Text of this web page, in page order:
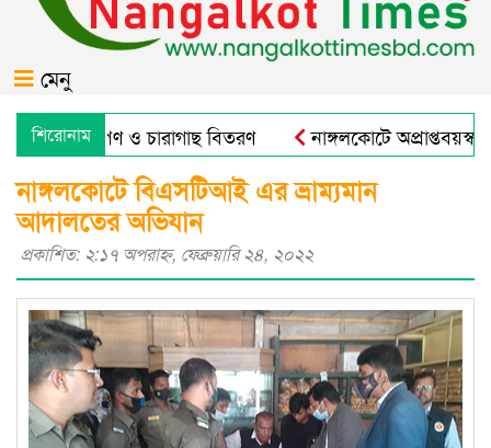
মেনু
শিরোনাম
বৃক্ষরোপণ ও চারাগাছ বিতরণ নাঙ্গলকোটে অপ্রাপ্তবয়স্ক
নাঙ্গলকোটে বিএসটিআই এর ভ্রাম্যমান
আদালতের অভিযান
প্রকাশিত: ২:১৭ অপরাহ্ণ, ফেব্রুয়ারি ২৪, ২০২২